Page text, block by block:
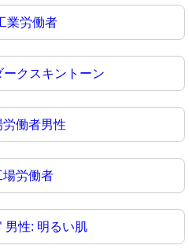
業労働者
ークスキントーン
労働者男性
場労働者
男性: 明るい肌